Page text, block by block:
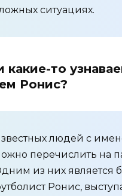
ситуациях.
какие-то
Ронис?
людей с
перечислить на
из них является
Ронис,